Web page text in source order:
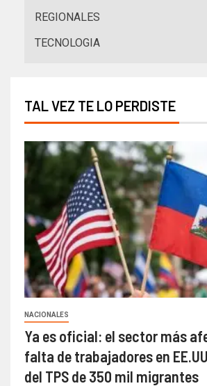
REGIONALES
TECNOLOGIA
TAL VEZ TE LO PERDISTE
NACIONALES
Ya es oficial: el sector más
falta de trabajadores en
del TPS de 350 mil migrantes